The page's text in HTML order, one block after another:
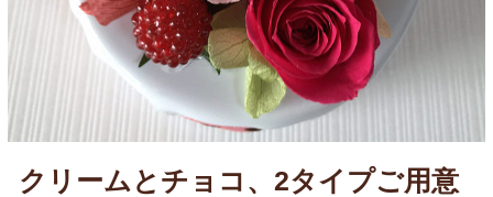
クリームとチョコ、2タイプご用意